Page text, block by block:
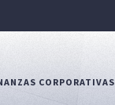
CORPORATIVAS